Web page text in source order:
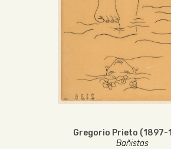
Gregorio Prieto (1897-
Bañistas